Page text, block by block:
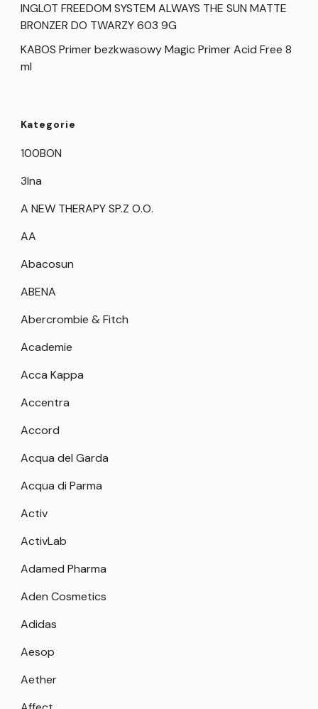
INGLOT FREEDOM SYSTEM ALWAYS THE SUN MATTE
BRONZER DO TWARZY 603 9G
KABOS Primer bezkwasowy Magic Primer Acid Free 8
ml
Kategorie
100BON
3Ina
A NEW THERAPY SP.Z O.O.
AA
Abacosun
ABENA
Abercrombie & Fitch
Academie
Acca Kappa
Accentra
Accord
Acqua del Garda
Acqua di Parma
Activ
ActivLab
Adamed Pharma
Aden Cosmetics
Adidas
Aesop
Aether